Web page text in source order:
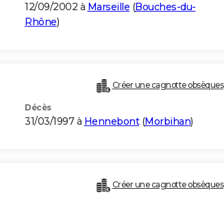
12/09/2002 à Marseille (Bouches-du-
Rhône)
Créer une cagnotte obsèques
Décès
31/03/1997 à Hennebont(Morbihan)
Créer une cagnotte obsèques